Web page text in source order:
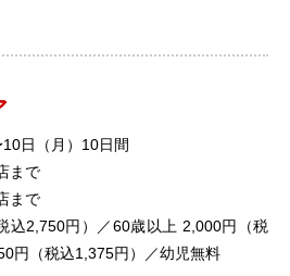
日（月）10日間
まで
まで
2,750円）／60歳以上 2,000円（税
円（税込1,375円）／幼児無料